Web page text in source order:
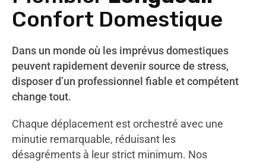
Confort Domestique
Dans un monde où les imprévus domestiques
peuvent rapidement devenir source de stress,
disposer d’un professionnel fiable et compétent
change tout.
Chaque déplacement est orchestré avec une
minutie remarquable, réduisant les
désagréments à leur strict minimum. Nos